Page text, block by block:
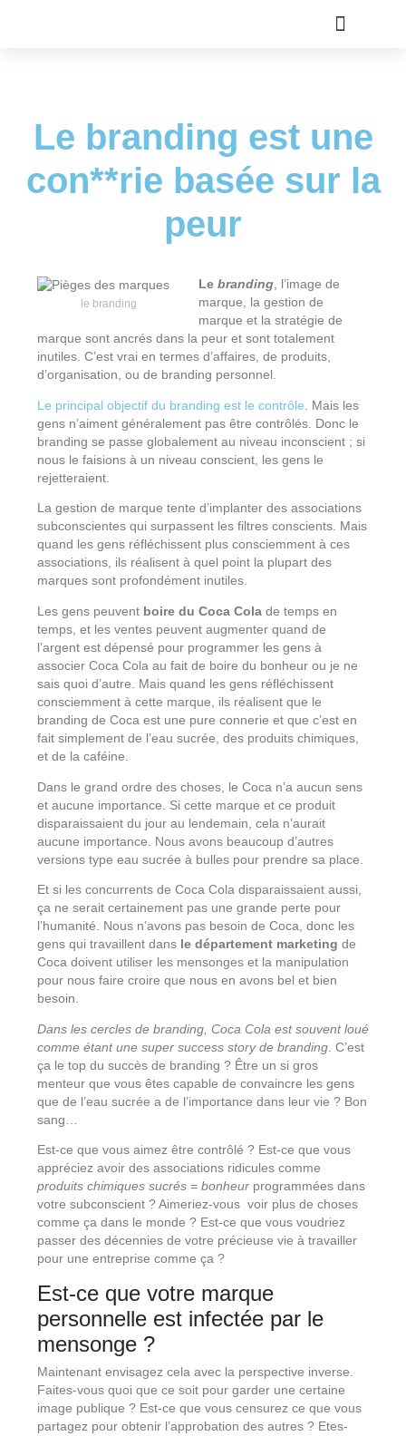
Le branding est une
con**rie basée sur la
peur
le branding
Le branding, l’image de
marque, la gestion de
marque et la stratégie de
marque sont ancrés dans la peur et sont totalement
inutiles. C’est vrai en termes d’affaires, de produits,
d’organisation, ou de branding personnel.
Le principal objectif du branding est le contrôle . Mais les
gens n’aiment généralement pas être contrôlés. Donc le
branding se passe globalement au niveau inconscient ; si
nous le faisions à un niveau conscient, les gens le
rejetteraient.
La gestion de marque tente d’implanter des associations
subconscientes qui surpassent les filtres conscients. Mais
quand les gens réfléchissent plus consciemment à ces
associations, ils réalisent à quel point la plupart des
marques sont profondément inutiles.
Les gens peuvent boire du Coca Colade temps en
temps, et les ventes peuvent augmenter quand de
l’argent est dépensé pour programmer les gens à
associer Coca Cola au fait de boire du bonheur ou je ne
sais quoi d’autre. Mais quand les gens réfléchissent
consciemment à cette marque, ils réalisent que le
branding de Coca est une pure connerie et que c’est en
fait simplement de l’eau sucrée, des produits chimiques,
et de la caféine.
Dans le grand ordre des choses, le Coca n’a aucun sens
et aucune importance. Si cette marque et ce produit
disparaissaient du jour au lendemain, cela n’aurait
aucune importance. Nous avons beaucoup d’autres
versions type eau sucrée à bulles pour prendre sa place.
Et si les concurrents de Coca Cola disparaissaient aussi,
ça ne serait certainement pas une grande perte pour
l’humanité. Nous n’avons pas besoin de Coca, donc les
gens qui travaillent dans le département marketing de
Coca doivent utiliser les mensonges et la manipulation
pour nous faire croire que nous en avons bel et bien
besoin.
Dans les cercles de branding, Coca Cola est souvent loué
comme étant une super success story de branding. C’est
ça le top du succès de branding ? Être un si gros
menteur que vous êtes capable de convaincre les gens
que de l’eau sucrée a de l’importance dans leur vie ? Bon
sang…
Est-ce que vous aimez être contrôlé ? Est-ce que vous
appréciez avoir des associations ridicules comme
produits chimiques sucrés = bonheur programmées dans
votre subconscient ? Aimeriez-vous voir plus de choses
comme ça dans le monde ? Est-ce que vous voudriez
passer des décennies de votre précieuse vie à travailler
pour une entreprise comme ça ?
Est-ce que votre marque
personnelle est infectée par le
mensonge ?
Maintenant envisagez cela avec la perspective inverse.
Faites-vous quoi que ce soit pour garder une certaine
image publique ? Est-ce que vous censurez ce que vous
partagez pour obtenir l’approbation des autres ? Etes-